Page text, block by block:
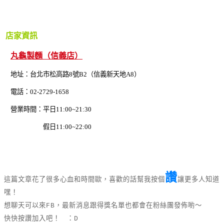
店家資訊
丸龜製麵（信義店）
地址：台北市松高路8號B2（信義新天地A8）
電話：02-2729-1658
營業時間：平日11:00~21:30
假日11:00~22:00
這篇文章花了很多心血和時間歐，喜歡的話幫我按個 讚讓更多人知道
嘿！
想聊天可以來FB，最新消息跟得獎名單也都會在粉絲團發佈喲～
快快按讚加入吧！ ：D